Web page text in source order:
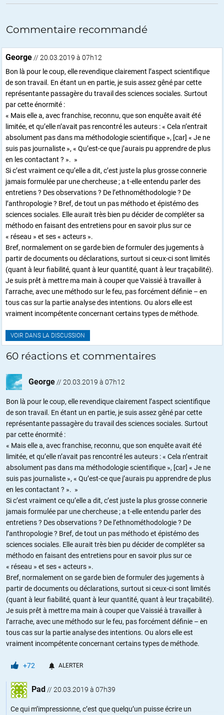
Commentaire recommandé
George// 20.03.2019 à 07h12
Bon là pour le coup, elle revendique clairement l’aspect scientifique
de son travail. En étant un en partie, je suis assez gêné par cette
représentante passagère du travail des sciences sociales. Surtout
par cette énormité :
« Mais elle a, avec franchise, reconnu, que son enquête avait été
limitée, et qu’elle n’avait pas rencontré les auteurs : « Cela n’entrait
absolument pas dans ma méthodologie scientifique », [car] « Je ne
suis pas journaliste », « Qu’est-ce que j’aurais pu apprendre de plus
en les contactant ? ». »
Si c’est vraiment ce qu’elle a dit, c’est juste la plus grosse connerie
jamais formulée par une chercheuse ; a t-elle entendu parler des
entretiens ? Des observations ? De l’ethnométhodologie ? De
l’anthropologie ? Bref, de tout un pas méthodo et épistémo des
sciences sociales. Elle aurait très bien pu décider de compléter sa
méthodo en faisant des entretiens pour en savoir plus sur ce
« réseau » et ses « acteurs ».
Bref, normalement on se garde bien de formuler des jugements à
partir de documents ou déclarations, surtout si ceux-ci sont limités
(quant à leur fiabilité, quant à leur quantité, quant à leur traçabilité).
Je suis prêt à mettre ma main à couper que Vaissié à travailler à
l’arrache, avec une méthodo sur le feu, pas forcément définie – en
tous cas sur la partie analyse des intentions. Ou alors elle est
vraiment incompétente concernant certains types de méthode.
VOIR DANS LA DISCUSSION
60 réactions et commentaires
George// 20.03.2019 à 07h12
Bon là pour le coup, elle revendique clairement l’aspect scientifique
de son travail. En étant un en partie, je suis assez gêné par cette
représentante passagère du travail des sciences sociales. Surtout
par cette énormité :
« Mais elle a, avec franchise, reconnu, que son enquête avait été
limitée, et qu’elle n’avait pas rencontré les auteurs : « Cela n’entrait
absolument pas dans ma méthodologie scientifique », [car] « Je ne
suis pas journaliste », « Qu’est-ce que j’aurais pu apprendre de plus
en les contactant ? ». »
Si c’est vraiment ce qu’elle a dit, c’est juste la plus grosse connerie
jamais formulée par une chercheuse ; a t-elle entendu parler des
entretiens ? Des observations ? De l’ethnométhodologie ? De
l’anthropologie ? Bref, de tout un pas méthodo et épistémo des
sciences sociales. Elle aurait très bien pu décider de compléter sa
méthodo en faisant des entretiens pour en savoir plus sur ce
« réseau » et ses « acteurs ».
Bref, normalement on se garde bien de formuler des jugements à
partir de documents ou déclarations, surtout si ceux-ci sont limités
(quant à leur fiabilité, quant à leur quantité, quant à leur traçabilité).
Je suis prêt à mettre ma main à couper que Vaissié à travailler à
l’arrache, avec une méthodo sur le feu, pas forcément définie – en
tous cas sur la partie analyse des intentions. Ou alors elle est
vraiment incompétente concernant certains types de méthode.
+72 ALERTER
Pad // 20.03.2019 à 07h39
Ce qui m’impressionne, c’est que quelqu’un puisse écrire un